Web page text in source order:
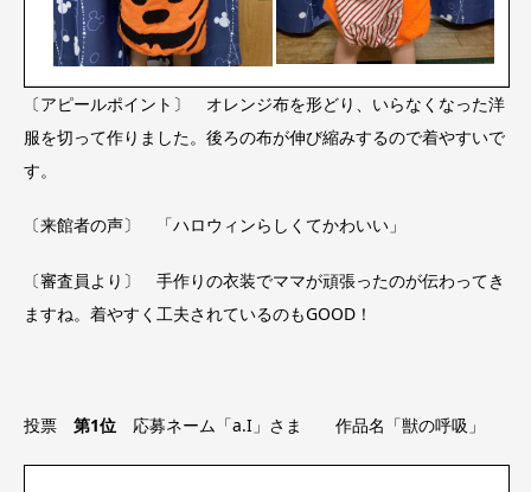
〔アピールポイント〕 オレンジ布を形どり、いらなくなった洋
服を切って作りました。後ろの布が伸び縮みするので着やすいで
す。
〔来館者の声〕 「ハロウィンらしくてかわいい」
〔審査員より〕 手作りの衣装でママが頑張ったのが伝わってき
ますね。着やすく工夫されているのもGOOD！
投票 第1位 応募ネーム「a.I」さま 作品名「獣の呼吸」